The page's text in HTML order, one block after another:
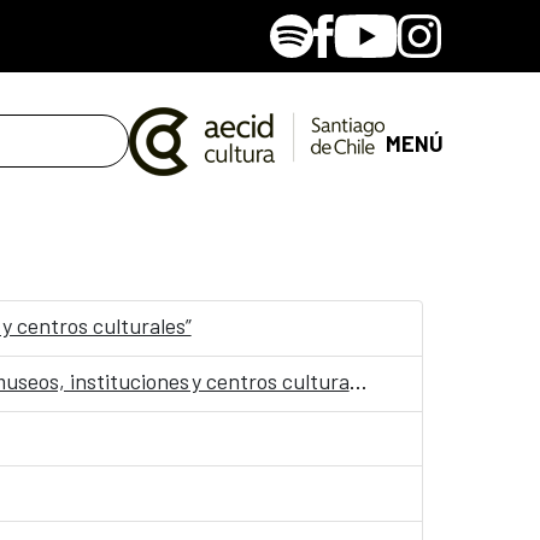
SpotifyFacebook
YoutubeInstagram
MENÚ
centros culturales”
Convocatoria: Jornadas “Accesibilidad, Arte y Salud como punto de encuentro y cultura inclusiva en museos, instituciones y centros culturales”